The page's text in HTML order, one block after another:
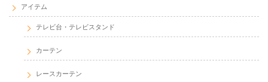
アイテム
テレビ台・テレビスタンド
カーテン
レースカーテン